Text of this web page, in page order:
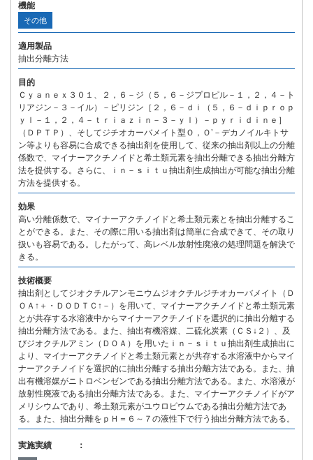
機能
その他
適用製品
抽出分離方法
目的
Ｃｙａｎｅｘ３０１、２，６－ジ（５，６－ジプロピル－１，２，４－ト
リアジン－３－イル）－ピリジン［２，６－ｄｉ（５，６－ｄｉｐｒｏｐ
ｙｌ－１，２，４－ｔｒｉａｚｉｎ－３－ｙｌ）－ｐｙｒｉｄｉｎｅ］
（ＤＰＴＰ）、そしてジチオカーバメイト型Ｏ，Ｏ’－デカノイルキトサ
ン等よりも容易に合成できる抽出剤を使用して、従来の抽出剤以上の分離
係数で、マイナーアクチノイドと希土類元素を抽出分離できる抽出分離方
法を提供する。さらに、ｉｎ－ｓｉｔｕ抽出剤生成抽出が可能な抽出分離
方法を提供する。
効果
高い分離係数で、マイナーアクチノイドと希土類元素とを抽出分離するこ
とができる。また、その際に用いる抽出剤は簡単に合成できて、その取り
扱いも容易である。したがって、高レベル放射性廃液の処理問題を解決で
きる。
技術概要
抽出剤としてジオクチルアンモニウムジオクチルジチオカーバメイト（Ｄ
ＯＡ↑＋・ＤＯＤＴＣ↑－）を用いて、マイナーアクチノイドと希土類元素
とが共存する水溶液中からマイナーアクチノイドを選択的に抽出分離する
抽出分離方法である。また、抽出有機溶媒、二硫化炭素（ＣＳ↓２）、及
びジオクチルアミン（ＤＯＡ）を用いたｉｎ－ｓｉｔｕ抽出剤生成抽出に
より、マイナーアクチノイドと希土類元素とが共存する水溶液中からマイ
ナーアクチノイドを選択的に抽出分離する抽出分離方法である。また、抽
出有機溶媒がニトロベンゼンである抽出分離方法である。また、水溶液が
放射性廃液である抽出分離方法である。また、マイナーアクチノイドがア
メリシウムであり、希土類元素がユウロピウムである抽出分離方法であ
る。また、抽出分離をｐＨ＝６～７の液性下で行う抽出分離方法である。
実施実績 ：